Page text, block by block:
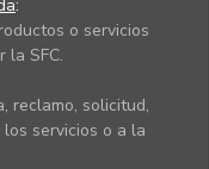
:
o servicios
la SFC.
reclamo, solicitud,
servicios o a la